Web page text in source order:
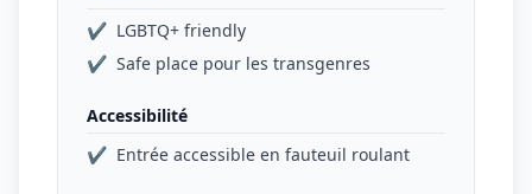
✔ LGBTQ+ friendly
✔ Safe place pour les transgenres
Accessibilité
✔ Entrée accessible en fauteuil roulant